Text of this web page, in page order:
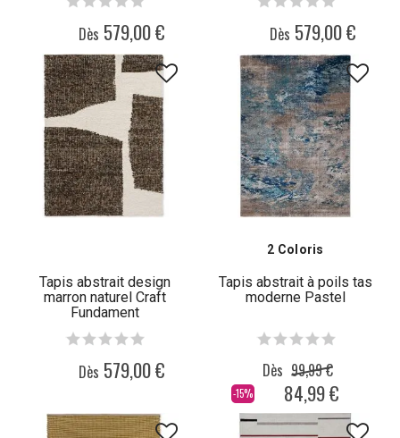
Dès 579,00 € Dès 579,00 €
Tapis abstrait design
marron naturel Craft
Fundament
Dès 579,00 €
2 Coloris
Tapis abstrait à poils tas
moderne Pastel
-15%
Dès 99,99 €
84,99 €